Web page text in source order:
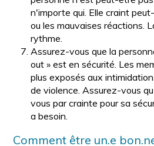
n'importe qui. Elle craint
ou les mauvaises réactions.
rythme.
Assurez-vous que la
out » est en sécurité. Les
plus exposés aux
de violence. Assurez-vous
vous par crainte pour sa
a besoin.
Comment être un.e